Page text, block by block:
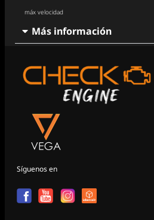
máx velocidad
Más información
Síguenos en